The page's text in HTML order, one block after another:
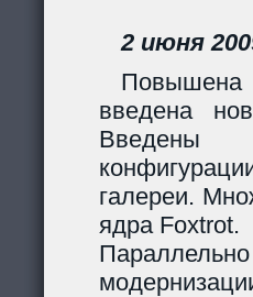
2 июня
введена
Введены
галереи.
ядра Foxtrot.